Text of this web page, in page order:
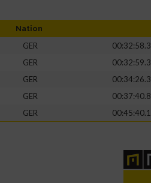
Nation
GER 00:32:58.3
GER
00:32:59.3
GER
00:34:26.3
GER
00:37:40.8
GER 00:45:40.1